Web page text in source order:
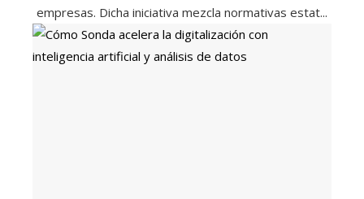
empresas. Dicha iniciativa mezcla normativas estat...